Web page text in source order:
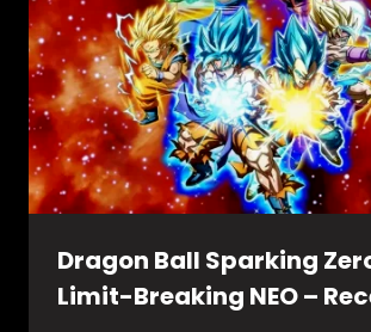
Dragon Ball Sparking
Limit-Breaking NEO –